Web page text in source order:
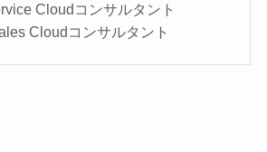
Cloudコンサルタント
Cloudコンサルタント